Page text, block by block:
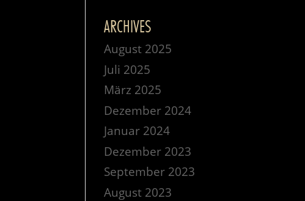
ARCHIVES
August 2025
Juli 2025
März 2025
Dezember 2024
Januar 2024
Dezember 2023
September 2023
August 2023